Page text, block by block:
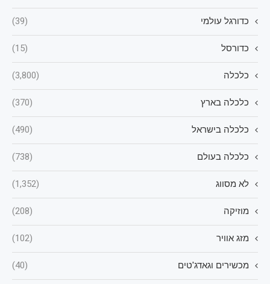
כדורגל עולמי (39)
כדורסל (15)
כלכלה (3,800)
כלכלה בארץ (370)
כלכלה בישראל (490)
כלכלה בעולם (738)
לא מסווג (1,352)
מוזיקה (208)
מזג אוויר (102)
מכשירים וגאדג'טים (40)